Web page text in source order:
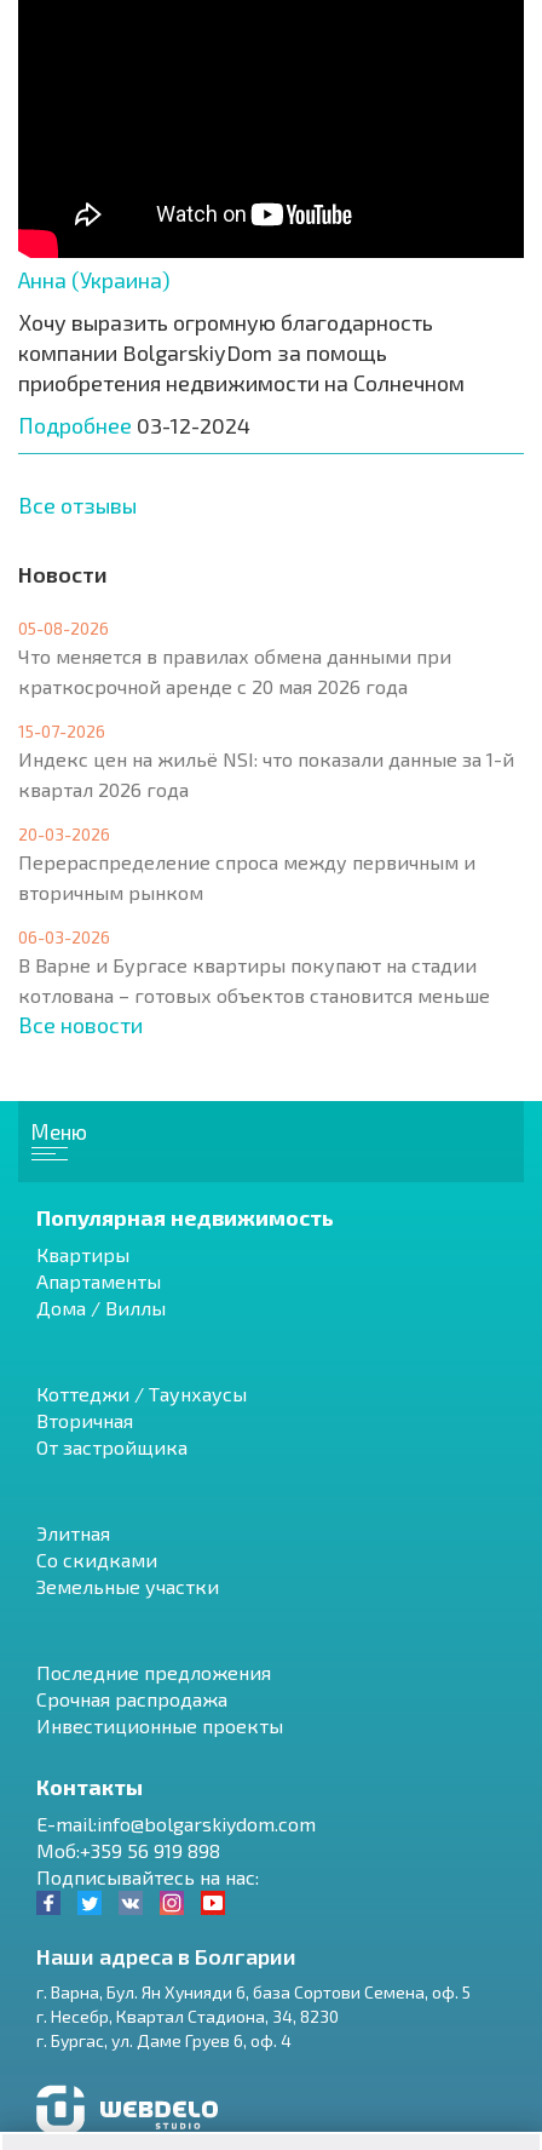
$
Анна (Украина)
Хочу выразить огромную благодарность
компании BolgarskiyDom за помощь
приобретения недвижимости на Солнечном
Подробнее 03-12-2024
Все отзывы
Новости
05-08-2026
Что меняется в правилах обмена данными при
краткосрочной аренде с 20 мая 2026 года
15-07-2026
Индекс цен на жильё NSI: что показали данные за 1-й
квартал 2026 года
20-03-2026
Перераспределение спроса между первичным и
вторичным рынком
06-03-2026
В Варне и Бургасе квартиры покупают на стадии
котлована – готовых объектов становится меньше
Все новости
Меню
Популярная недвижимость
Квартиры
Апартаменты
Дома / Виллы
Коттеджи / Таунхаусы
Вторичная
От застройщика
Элитная
Со скидками
Земельные участки
Последние предложения
Срочная распродажа
Инвестиционные проекты
Контакты
E-mail:info@bolgarskiydom.com
Моб:+359 56 919 898
Подписывайтесь на нас:
Наши адреса в Болгарии
г. Варна, Бул. Ян Хунияди 6, база Сортови Семена, оф. 5
г. Несебр, Квартал Стадиона, 34, 8230
г. Бургас, ул. Даме Груев 6, оф. 4